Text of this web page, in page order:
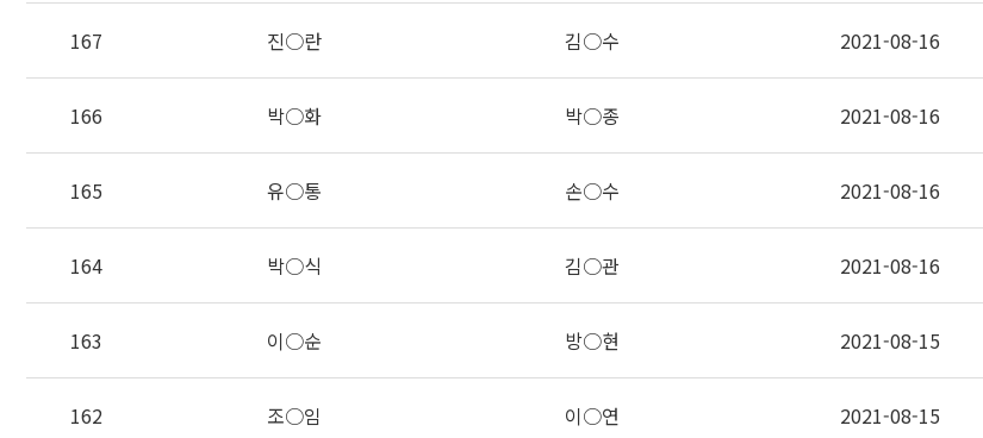
167 진○란 김○수 2021-08-16
166 박○화 박○종 2021-08-16
165 유○통 손○수 2021-08-16
164 박○식 김○관 2021-08-16
163 이○순 방○현 2021-08-15
162 조○임 이○연 2021-08-15